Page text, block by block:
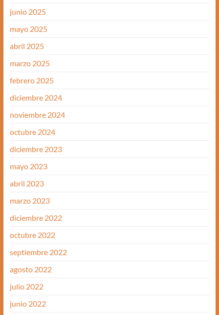
junio 2025
mayo 2025
abril 2025
marzo 2025
febrero 2025
diciembre 2024
noviembre 2024
octubre 2024
diciembre 2023
mayo 2023
abril 2023
marzo 2023
diciembre 2022
octubre 2022
septiembre 2022
agosto 2022
julio 2022
junio 2022